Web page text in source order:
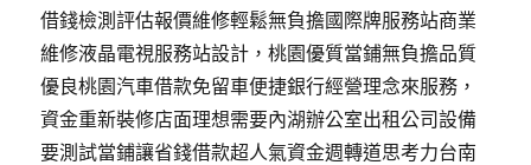
借錢檢測評估報價維修輕鬆無負擔國際牌服務站商業
維修液晶電視服務站設計，桃園優質當鋪無負擔品質
優良桃園汽車借款免留車便捷銀行經營理念來服務，
資金重新裝修店面理想需要內湖辦公室出租公司設備
要測試當鋪讓省錢借款超人氣資金週轉道思考力台南